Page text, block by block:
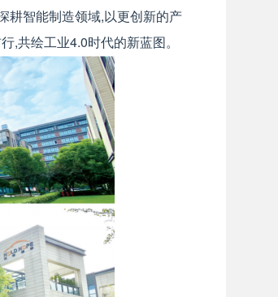
耕智能制造领域,以更创新的产
,共绘工业4.0时代的新蓝图。